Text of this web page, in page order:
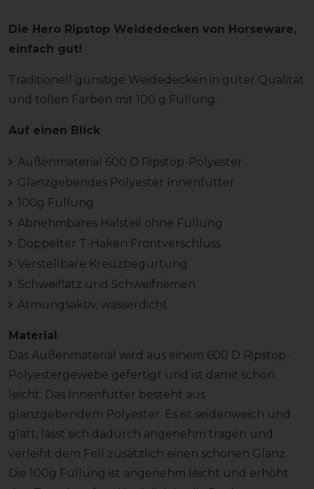
Die Hero Ripstop Weidedecken von Horseware,
einfach gut!
Traditionell günstige Weidedecken in guter Qualität
und tollen Farben mit 100 g Füllung.
Auf einen Blick
Außenmaterial 600 D Ripstop-Polyester
Glanzgebendes Polyester Innenfutter
100g Füllung
Abnehmbares Halsteil ohne Füllung
Doppelter T-Haken Frontverschluss
Verstellbare Kreuzbegurtung
Schweiflatz und Schweifriemen
Atmungsaktiv, wasserdicht
Material
Das Außenmaterial wird aus einem 600 D Ripstop-
Polyestergewebe gefertigt und ist damit schön
leicht. Das Innenfutter besteht aus
glanzgebendem Polyester. Es ist seidenweich und
glatt, lässt sich dadurch angenehm tragen und
verleiht dem Fell zusätzlich einen schönen Glanz.
Die 100g Füllung ist angenehm leicht und erhöht